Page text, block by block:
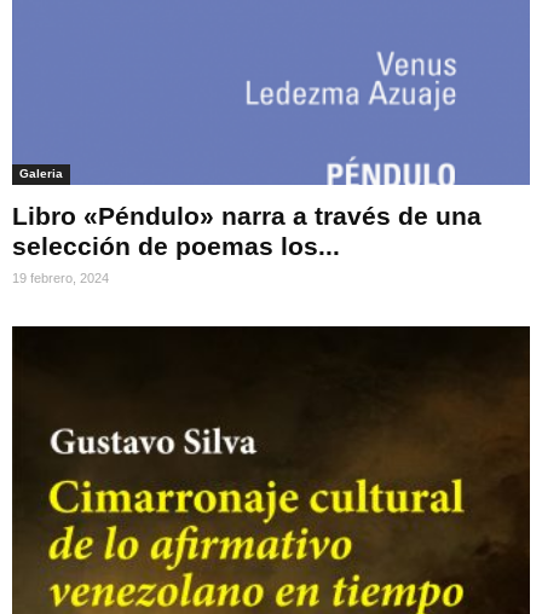
Galeria
Libro «Péndulo» narra a través de una
selección de poemas los...
19 febrero, 2024